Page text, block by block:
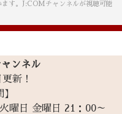
す。J:COMチャンネルが視聴可能
ンネル
新！
曜日 金曜日 21：00～